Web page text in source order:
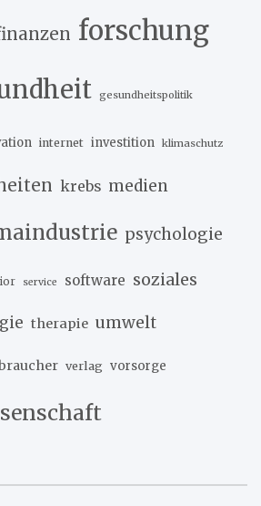
forschung
gesundheitspolitik
internet investition klimaschutz
krebs medien
psychologie
service software soziales
therapie umwelt
verlag vorsorge